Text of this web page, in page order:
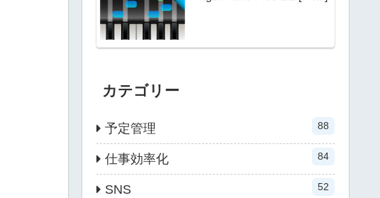
カテゴリー
予定管理 88
仕事効率化 84
SNS 52